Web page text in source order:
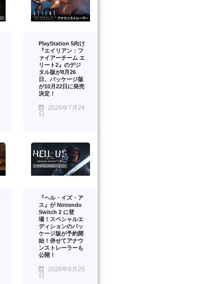
PlayStation 5向け
『エイリアン：フ
ァイアーチーム エ
リート2』のデジ
タル版が8月26
日、パッケージ版
が10月22日に発売
決定！
2026年7月24
日
『ヘル・イズ・ア
ス』が Nintendo
Switch 2 に登
場！スペシャルエ
ディションのパッ
ケージ版が予約開
始！併せてアナウ
ンストレーラーも
公開！
2026年6月25
日